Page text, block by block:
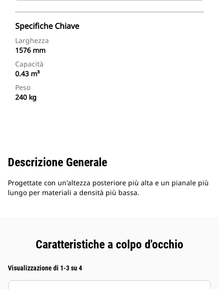
Specifiche Chiave
Larghezza
1576 mm
Capacità
0.43 m³
Peso
240 kg
Descrizione Generale
Progettate con un'altezza posteriore più alta e un pianale più
lungo per materiali a densità più bassa.
Caratteristiche a colpo d'occhio
Visualizzazione di 1-3 su 4